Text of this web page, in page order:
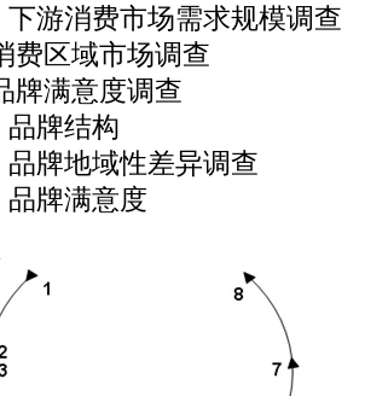
费市场需求规模调查
区域市场调查
满意度调查
结构
域性差异调查
满意度